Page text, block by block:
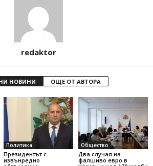
redaktor
НОВИНИ ОЩЕ ОТ АВТОРА
Политика
Президентът с
извънредно
Общество
Два случая на
фалшиво евро в